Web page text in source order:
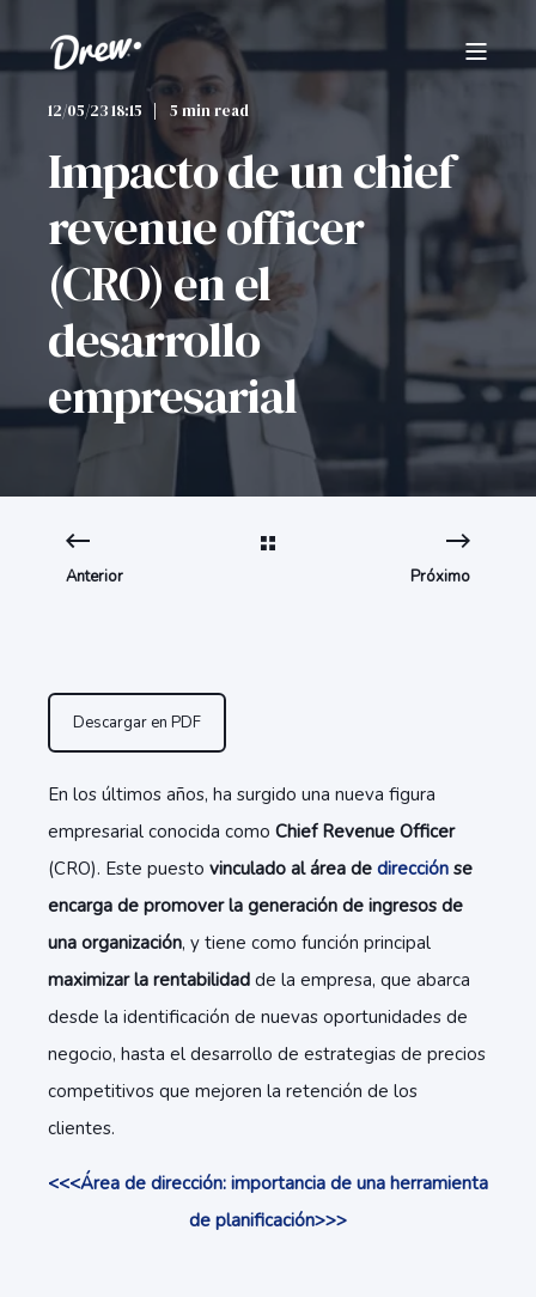
12/05/23 18:15 5 min read
Impacto de un chief
revenue officer
(CRO) en el
desarrollo
empresarial
Anterior Próximo
Descargar en PDF
En los últimos años, ha surgido una nueva figura
empresarial conocida como Chief Revenue Officer
(CRO). Este puesto vinculado al área de dirección se
encarga de promover la generación de ingresos de
una organización, y tiene como función principal
maximizar la rentabilidad de la empresa, que abarca
desde la identificación de nuevas oportunidades de
negocio, hasta el desarrollo de estrategias de precios
competitivos que mejoren la retención de los
clientes.
<<<Área de dirección: importancia de una herramienta
de planificación>>>